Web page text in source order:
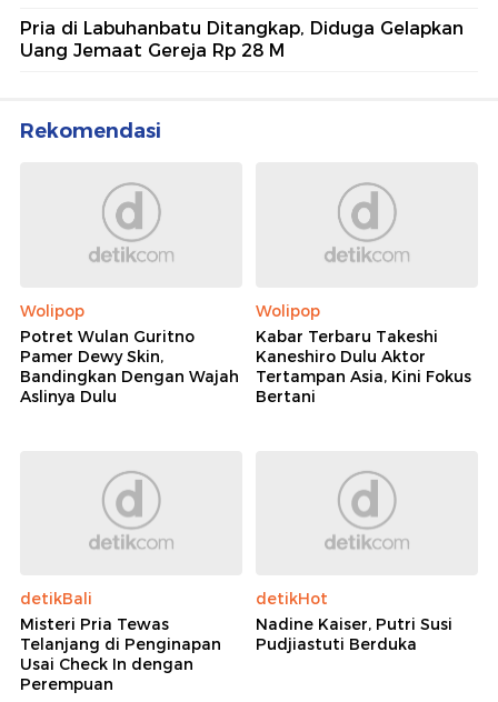
Pria di Labuhanbatu Ditangkap, Diduga Gelapkan
Uang Jemaat Gereja Rp 28 M
Rekomendasi
Wolipop
Potret Wulan Guritno
Pamer Dewy Skin,
Bandingkan Dengan Wajah
Aslinya Dulu
Wolipop
Kabar Terbaru Takeshi
Kaneshiro Dulu Aktor
Tertampan Asia, Kini Fokus
Bertani
detikBali
Misteri Pria Tewas
Telanjang di Penginapan
Usai Check In dengan
Perempuan
detikHot
Nadine Kaiser, Putri Susi
Pudjiastuti Berduka